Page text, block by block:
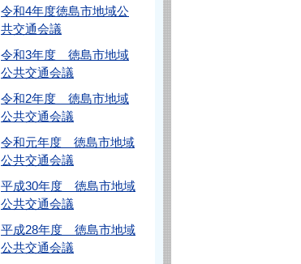
令和4年度徳島市地域公
共交通会議
令和3年度 徳島市地域
公共交通会議
令和2年度 徳島市地域
公共交通会議
令和元年度 徳島市地域
公共交通会議
平成30年度 徳島市地域
公共交通会議
平成28年度 徳島市地域
公共交通会議